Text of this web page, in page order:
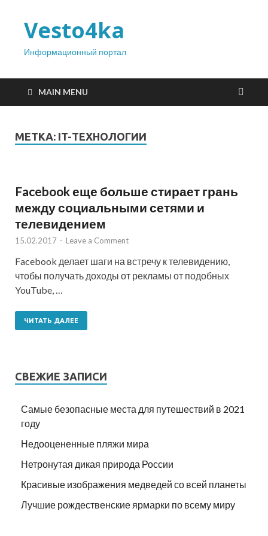
Vesto4ka
Информационный портал
MAIN MENU
МЕТКА: IT-ТЕХНОЛОГИИ
Facebook еще больше стирает грань
между социальными сетями и
телевидением
15.02.2017 - Leave a Comment
Facebook делает шаги на встречу к телевидению,
чтобы получать доходы от рекламы от подобных
YouTube, …
ЧИТАТЬ ДАЛЕЕ
СВЕЖИЕ ЗАПИСИ
Самые безопасные места для путешествий в 2021
году
Недооцененные пляжи мира
Нетронутая дикая природа России
Красивые изображения медведей со всей планеты
Лучшие рождественские ярмарки по всему миру